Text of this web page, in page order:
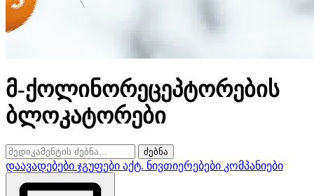
მ-ქოლინორეცეპტორების
ბლოკატორები
ძებნა
დაავადებები ჯგუფები აქტ. ნივთიერებები კომპანიები